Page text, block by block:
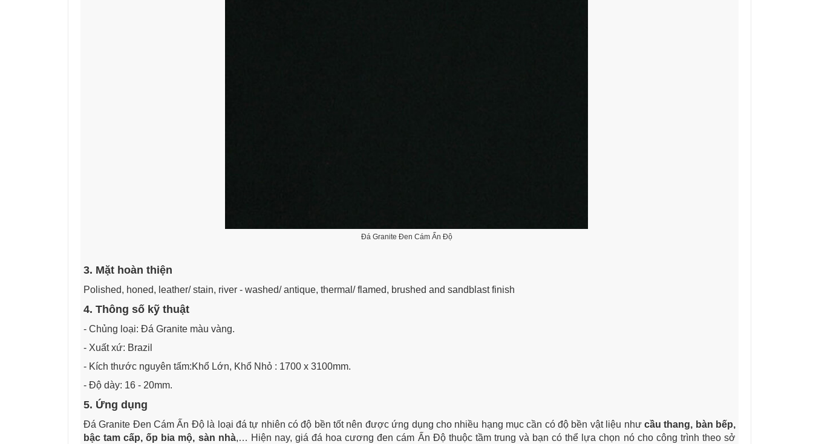
Đá Granite Đen Cám Ấn Độ
3. Mặt hoàn thiện
Polished, honed, leather/ stain, river - washed/ antique, thermal/ flamed, brushed and sandblast finish
4. Thông số kỹ thuật
- Chủng loại: Đá Granite màu vàng.
- Xuất xứ: Brazil
- Kích thước nguyên tấm:Khổ Lớn, Khổ Nhỏ : 1700 x 3100mm.
- Độ dày: 16 - 20mm.
5. Ứng dụng
Đá Granite Đen Cám Ấn Độ là loại đá tự nhiên có độ bền tốt nên được ứng dụng cho nhiều hạng mục cần có độ bền vật liệu như cầu thang, bàn bếp,
bậc tam cấp, ốp bia mộ, sàn nhà,… Hiện nay, giá đá hoa cương đen cám Ấn Độ thuộc tầm trung và bạn có thể lựa chọn nó cho công trình theo sở